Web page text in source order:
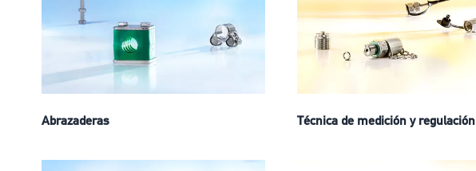
Abrazaderas Técnica de medición y regulación